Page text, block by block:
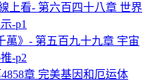
上看- 第六百四十八章 世界
-p1
萬》- 第五百九十九章 宇宙
-p2
章 完美基因和厄运体